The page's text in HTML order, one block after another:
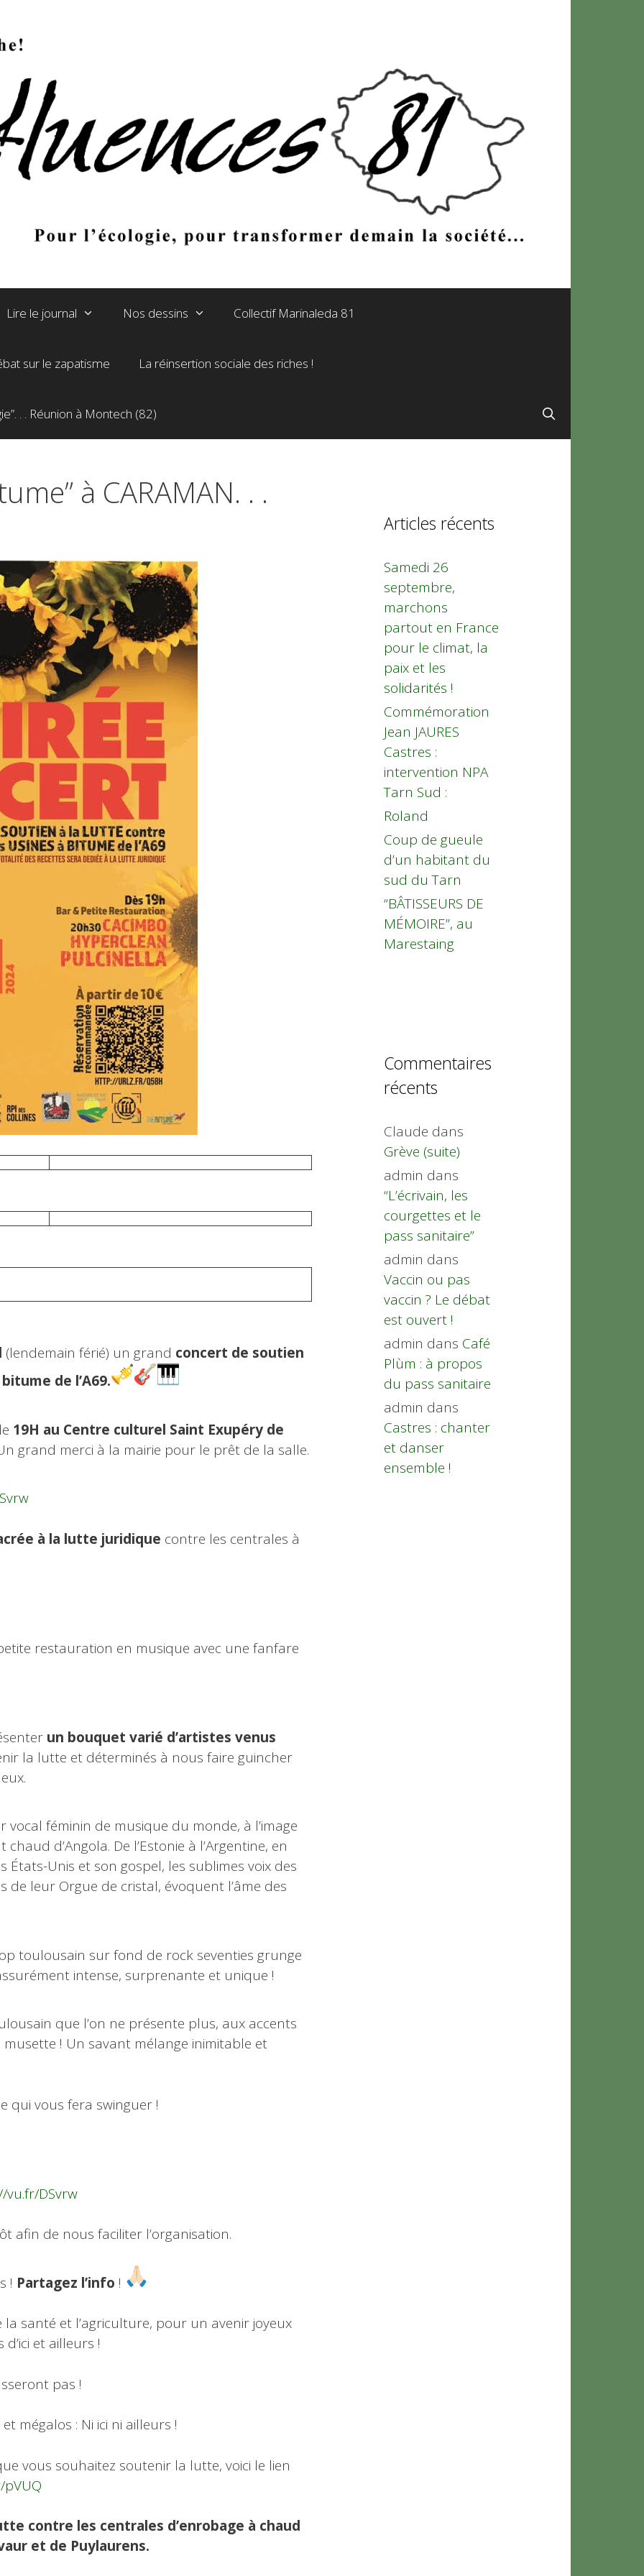
Lire le journal Nos dessins Collectif Marinaleda 81
sur le zapatisme La réinsertion sociale des riches !
. . Réunion à Montech (82)
à CARAMAN. . .
(lendemain férié) un grand concert de soutien
de l’A69.
19H au Centre culturel Saint Exupéry de
grand merci à la mairie pour le prêt de la salle.
à la lutte juridique contre les centrales à
restauration en musique avec une fanfare
un bouquet varié d’artistes venus
la lutte et déterminés à nous faire guincher
féminin de musique du monde, à l’image
d’Angola. De l’Estonie à l’Argentine, en
Unis et son gospel, les sublimes voix des
leur Orgue de cristal, évoquent l’âme des
toulousain sur fond de rock seventies grunge
intense, surprenante et unique !
que l’on ne présente plus, aux accents
! Un savant mélange inimitable et
qui vous fera swinguer !
vu.fr/DSvrw
afin de nous faciliter l’organisation.
! Partagez l’info !
santé et l’agriculture, pour un avenir joyeux
et ailleurs !
pas !
mégalos : Ni ici ni ailleurs !
vous souhaitez soutenir la lutte, voici le lien
contre les centrales d’enrobage à chaud
et de Puylaurens.
Articles récents
Samedi 26
septembre,
marchons
partout en France
pour le climat, la
paix et les
solidarités !
Commémoration
Jean JAURES
Castres :
intervention NPA
Tarn Sud :
Roland
Coup de gueule
d’un habitant du
sud du Tarn
“BÂTISSEURS DE
MÉMOIRE”, au
Marestaing
Commentaires
récents
Claude dans
Grève (suite)
admin dans
“L’écrivain, les
courgettes et le
pass sanitaire”
admin dans
Vaccin ou pas
vaccin ? Le débat
est ouvert !
admin dans Café
Plùm : à propos
du pass sanitaire
admin dans
Castres : chanter
et danser
ensemble !